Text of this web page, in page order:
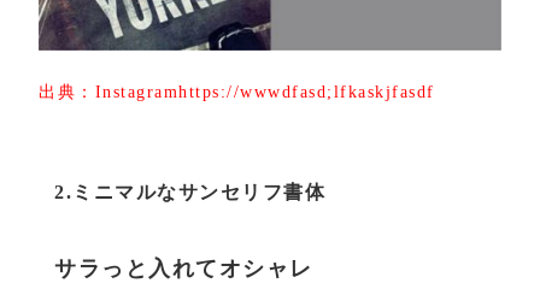
出典：Instagramhttps://wwwdfasd;lfkaskjfasdf
2.ミニマルなサンセリフ書体
サラっと入れてオシャレ